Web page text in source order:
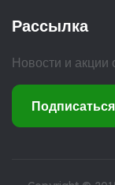
Рассылка
Новости и акции
Подписаться